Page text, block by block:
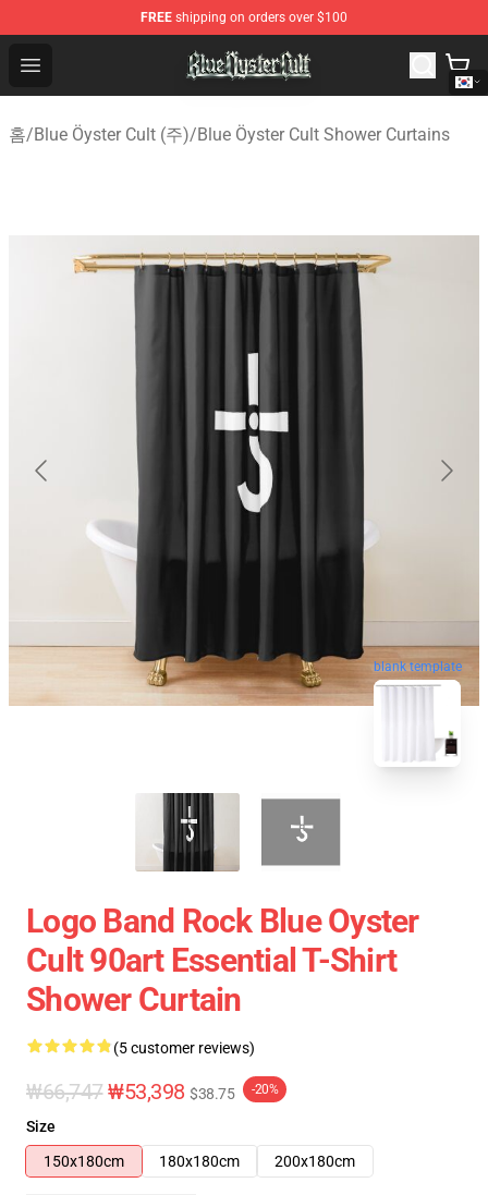
FREE shipping on orders over $100
Open menu
Blue Öyster Cult Store - Official Blue Öyster Cult
홈/Blue Öyster Cult (주)/Blue Öyster Cult Shower Curtains
blank template
Logo Band Rock Blue Oyster
Cult 90art Essential T-Shirt
Shower Curtain
(5 customer reviews)
₩66,747 ₩53,398 $38.75 -20%
Size
150x180cm
180x180cm 200x180cm